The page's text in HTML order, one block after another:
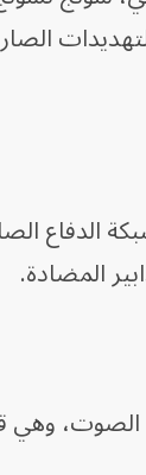
الدفاع
المضادة.
وهي